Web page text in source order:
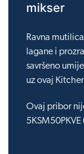
mikser
Ravna
lagane i
savršeno
uz ovaj
Ovaj pribor
5KSM50PKVE